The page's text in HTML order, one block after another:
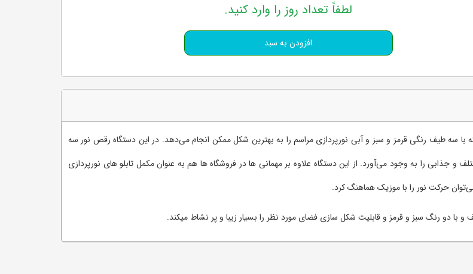
لطفاً تعداد روز را وارد کنید.
سه طیف رنگی قرمز و سبز و آبی نورپردازی مراسم را به بهترین شکل ممکن انجام می‌دهد. در این دستگاه رقص نور سه
را به وجود می‌آورد. از این دستگاه علاوه بر مهمانی ها در فروشگاه ها هم به عنوان مکمل تابلو های نورپردازی
حرکت نور را با موزیک هماهنگ کرد.
دو رنگ سبز و قرمز و قابلیت شکل سازی فضای مورد نظر را بسیار زیبا و پر نشاط میکند.